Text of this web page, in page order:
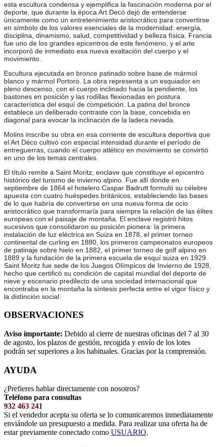
esta escultura condensa y ejemplifica la fascinación moderna por el
deporte, que durante la época Art Decó dejó de entenderse
únicamente como un entretenimiento aristocrático para convertirse
en símbolo de los valores esenciales de la modernidad: energía,
disciplina, dinamismo, salud, competitividad y belleza física. Francia
fue uno de los grandes epicentros de este fenómeno, y el arte
incorporó de inmediato esa nueva exaltación del cuerpo y el
movimiento.
Escultura ejecutada en bronce patinado sobre base de mármol
blanco y mármol Portoro. La obra representa a un esquiador en
pleno descenso, con el cuerpo inclinado hacia la pendiente, los
bastones en posición y las rodillas flexionadas en postura
característica del esquí de competición. La patina del bronce
establece un deliberado contraste con la base, concebida en
diagonal para evocar la inclinación de la ladera nevada.
Molins inscribe su obra en esa corriente de escultura deportiva que
el Art Déco cultivó con especial intensidad durante el período de
entreguerras, cuando el cuerpo atlético en movimiento se convirtió
en uno de los temas centrales.
El título remite a Saint Moritz, enclave que constituye el epicentro
histórico del turismo de invierno alpino. Fue allí donde en
septiembre de 1864 el hotelero Caspar Badrutt formuló su célebre
apuesta con cuatro huéspedes británicos, estableciendo las bases
de lo que habría de convertirse en una nueva forma de ocio
aristocrático que transformaría para siempre la relación de las élites
europeas con el paisaje de montaña. El enclave registró hitos
sucesivos que consolidaron su posición pionera: la primera
instalación de luz eléctrica en Suiza en 1878, el primer torneo
continental de curling en 1880, los primeros campeonatos europeos
de patinaje sobre hielo en 1882, el primer torneo de golf alpino en
1889 y la fundación de la primera escuela de esquí suiza en 1929.
Saint Moritz fue sede de los Juegos Olímpicos de Invierno de 1928,
hecho que certificó su condición de capital mundial del deporte de
nieve y escenario predilecto de una sociedad internacional que
encontraba en la montaña la síntesis perfecta entre el vigor físico y
la distinción social.
OBSERVACIONES
Aviso importante: Debido al cierre de nuestras oficinas del 7 al 30
de agosto, los plazos de gestión, recogida y envío de los lotes
podrán ser superiores a los habituales. Gracias por la comprensión.
AYUDA
¿Prefieres hablar directamente con nosotros?
Teléfono para consultas
932 463 241
Si el vendedor acepta su oferta se lo comunicaremos inmediatamente
enviándole un presupuesto a medida. Para realizar una oferta ha de
estar previamente conectado como USUARIO.